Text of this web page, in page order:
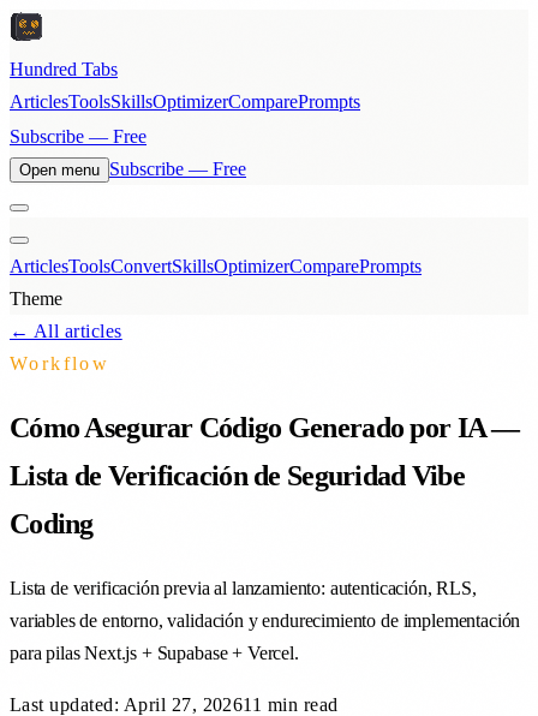
Hundred Tabs
ArticlesToolsSkillsOptimizerComparePrompts
Subscribe — Free
Open menu Subscribe — Free
ArticlesToolsConvertSkillsOptimizerComparePrompts
Theme
← All articles
Workflow
Cómo Asegurar Código Generado por IA —
Lista de Verificación de Seguridad Vibe
Coding
Lista de verificación previa al lanzamiento: autenticación, RLS,
variables de entorno, validación y endurecimiento de implementación
para pilas Next.js + Supabase + Vercel.
Last updated: April 27, 202611 min read